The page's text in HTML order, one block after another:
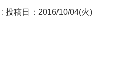
: 投稿日：2016/10/04(火)